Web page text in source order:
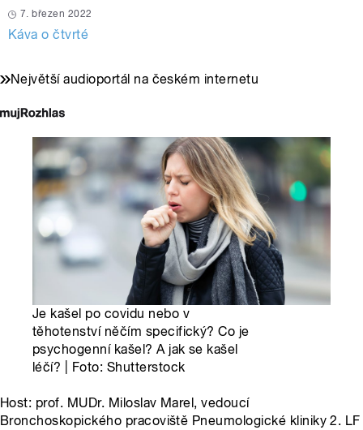
7. březen 2022
Káva o čtvrté
Největší audioportál na českém internetu
Je kašel po covidu nebo v
těhotenství něčím specifický? Co je
psychogenní kašel? A jak se kašel
léčí? | Foto: Shutterstock
Host: prof. MUDr. Miloslav Marel, vedoucí
Bronchoskopického pracoviště Pneumologické kliniky 2. LF